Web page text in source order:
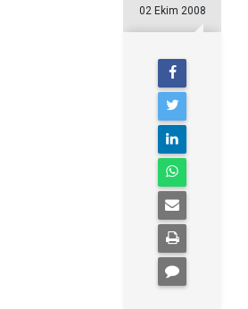
02 Ekim 2008